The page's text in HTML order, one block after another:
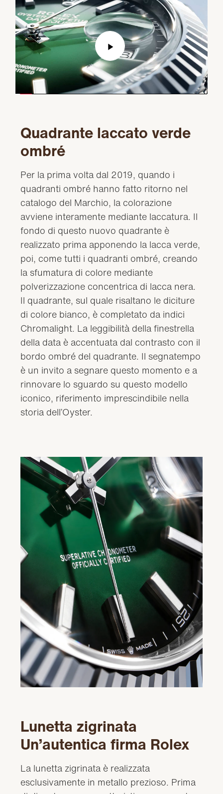
Play
Video
Quadrante laccato verde
ombré
Per la prima volta dal 2019, quando i
quadranti ombré hanno fatto ritorno nel
catalogo del Marchio, la colorazione
avviene interamente mediante laccatura. Il
fondo di questo nuovo quadrante è
realizzato prima apponendo la lacca verde,
poi, come tutti i quadranti ombré, creando
la sfumatura di colore mediante
polverizzazione concentrica di lacca nera.
Il quadrante, sul quale risaltano le diciture
di colore bianco, è completato da indici
Chromalight. La leggibilità della finestrella
della data è accentuata dal contrasto con il
bordo ombré del quadrante. Il segnatempo
è un invito a segnare questo momento e a
rinnovare lo sguardo su questo modello
iconico, riferimento imprescindibile nella
storia dell’Oyster.
Lunetta zigrinata
Un’autentica firma Rolex
La lunetta zigrinata è realizzata
esclusivamente in metallo prezioso. Prima